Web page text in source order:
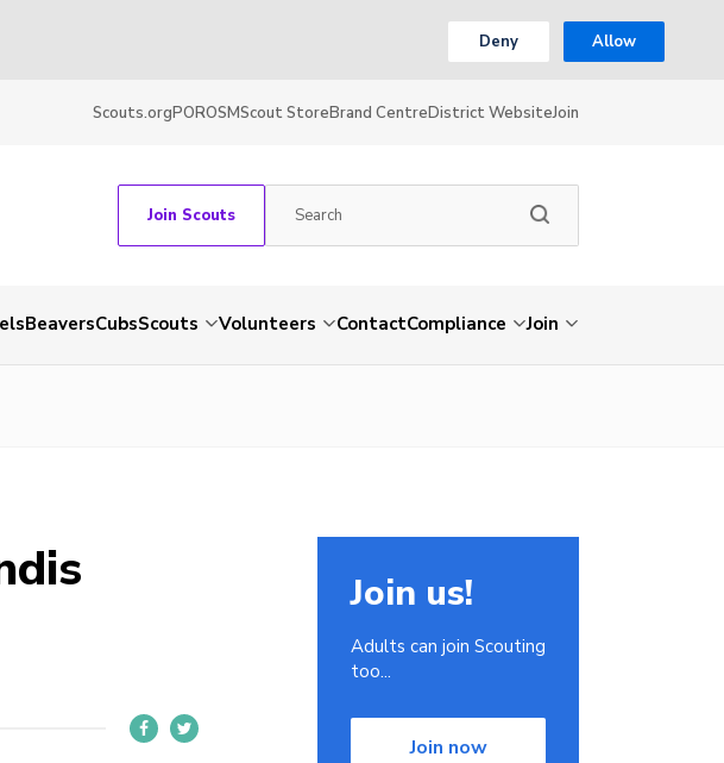
Deny Allow
Scouts.orgPOROSMScout StoreBrand CentreDistrict WebsiteJoin
Join Scouts
BeaversCubsScouts Volunteers ContactCompliance Join
Join us!
Adults can join Scouting
too...
Join now